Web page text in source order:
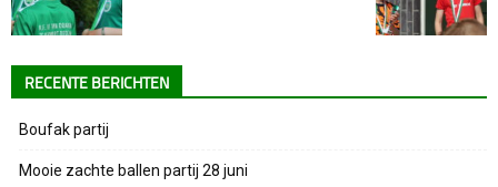
RECENTE BERICHTEN
Boufak partij
Mooie zachte ballen partij 28 juni